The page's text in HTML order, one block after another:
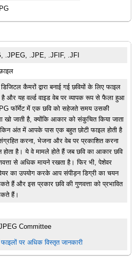
.JPEG, .JPE, .JFIF, .JFI
कैमरों द्वारा बनाई गई छवियों के लिए फाइल
है और यह वर्ल्ड वाइड वेब पर व्यापक रूप से फैला हुआ
फॉर्मेट में एक छवि को सहेजते समय उसकी
खो जाती है, क्योंकि आकार को संकुचित किया जाता
अंत में आपके पास एक बहुत छोटी फाइल होती है
करना, भेजना और वेब पर प्रकाशित करना
है। ये वे मामले होते हैं जब छवि का आकार छवि
से अधिक मायने रखता है। फिर भी, पेशेवर
का उपयोग करके आप संपीड़न डिग्री का चयन
हैं और इस प्रकार छवि की गुणवत्ता को प्रभावित
हैं।
Committee
पर अधिक विस्तृत जानकारी